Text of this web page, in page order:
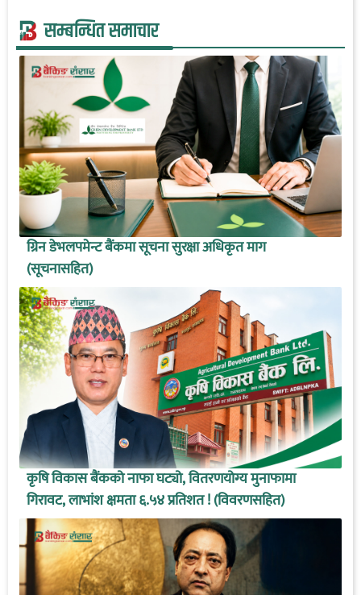
सम्बन्धित समाचार
ग्रिन डेभलपमेन्ट बैंकमा सूचना सुरक्षा अधिकृत माग
(सूचनासहित)
कृषि विकास बैंकको नाफा घट्यो, वितरणयोग्य मुनाफामा
गिरावट, लाभांश क्षमता ६.५४ प्रतिशत ! (विवरणसहित)